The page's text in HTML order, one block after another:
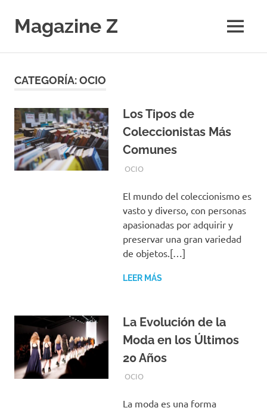
contenido
Magazine Z
Tecnología,
Economía.
Diario
Digital
MENÚ
CATEGORÍA:OCIO
Los Tipos de
Coleccionistas Más
Comunes
SEPTIEMBRE 6, 2024
EQUIPO DE REDACCIÓN
OCIO
El mundo del coleccionismo es
vasto y diverso, con personas
apasionadas por adquirir y
preservar una gran variedad
de objetos.[…]
LEER MÁS
La Evolución de la
Moda en los Últimos
20 Años
SEPTIEMBRE 5, 2024
EQUIPO DE REDACCIÓN
OCIO
La moda es una forma